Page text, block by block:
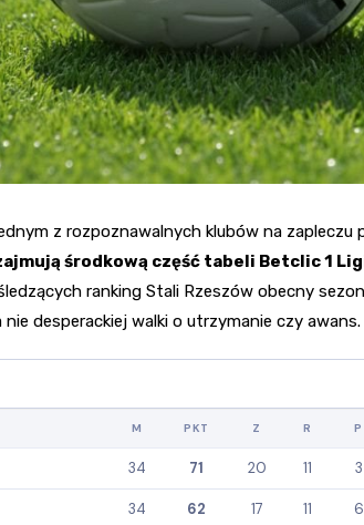
z rozpoznawalnych klubów na zapleczu
środkową część tabeli Betclic 1
ranking Stali Rzeszów obecny
desperackiej walki o utrzymanie czy awans.
M PKT Z R P
34 71 20 11 3
34 62 17 11 6